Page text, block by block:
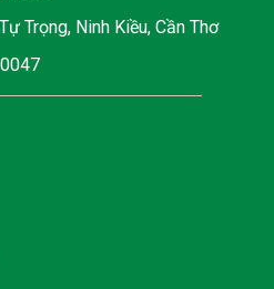
Trọng, Ninh Kiều, Cần Thơ